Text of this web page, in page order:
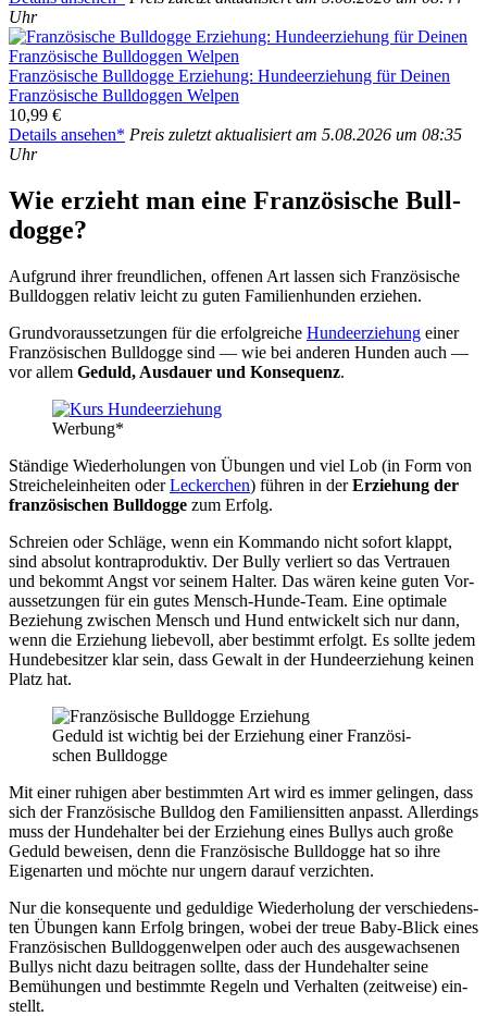
Uhr
Fran­zö­si­sche Bull­dog­ge Erzie­hung: Hun­de­er­zie­hung für Dei­nen
Fran­zö­si­sche Bull­dog­gen Wel­pen
10,99 €
Details anse­hen* Preis zuletzt aktua­li­siert am 5.08.2026 um 08:35
Uhr
Wie erzieht man eine Fran­zö­si­sche Bull­
dog­ge?
Auf­grund ihrer freund­li­chen, offe­nen Art las­sen sich Fran­zö­si­sche
Bull­dog­gen rela­tiv leicht zu guten Fami­li­en­hun­den erzie­hen.
Grund­vor­aus­set­zun­gen für die erfolg­rei­che Hun­de­er­zie­hung einer
Fran­zö­si­schen Bull­dog­ge sind — wie bei ande­ren Hun­den auch —
vor allem Geduld, Aus­dau­er und Kon­se­quenz.
Wer­bung*
Stän­di­ge Wie­der­ho­lun­gen von Übun­gen und viel Lob (in Form von
Strei­chel­ein­hei­ten oderLecker­chen) füh­ren in derErzie­hung der
fran­zö­si­schen Bull­dog­ge zum Erfolg.
Schrei­en oder Schlä­ge, wenn ein Kom­man­do nicht sofort klappt,
sind abso­lut kon­tra­pro­duk­tiv. Der Bul­ly ver­liert so das Ver­trau­en
und bekommt Angst vor sei­nem Hal­ter. Das wären kei­ne guten Vor­
aus­set­zun­gen für ein gutes Mensch-Hun­de-Team. Eine opti­ma­le
Bezie­hung zwi­schen Mensch und Hund ent­wi­ckelt sich nur dann,
wenn die Erzie­hung lie­be­voll, aber bestimmt erfolgt. Es soll­te jedem
Hun­de­be­sit­zer klar sein, dass Gewalt in der Hun­de­er­zie­hung kei­nen
Platz hat.
Geduld ist wich­tig bei der Erzie­hung einer Fran­zö­si­
schen Bull­dog­ge
Mit einer ruhi­gen aber bestimm­ten Art wird es immer gelin­gen, dass
sich der Fran­zö­si­sche Bull­dog den Fami­li­en­sit­ten anpasst. Aller­dings
muss der Hun­de­hal­ter bei der Erzie­hung eines Bul­lys auch gro­ße
Geduld bewei­sen, denn die Fran­zö­si­sche Bull­dog­ge hat so ihre
Eigen­ar­ten und möch­te nur ungern dar­auf ver­zich­ten.
Nur die kon­se­quen­te und gedul­di­ge Wie­der­ho­lung der ver­schie­dens­
ten Übun­gen kann Erfolg brin­gen, wobei der treue Baby-Blick eines
Fran­zö­si­schen Bull­dog­gen­wel­pen oder auch des aus­ge­wach­se­nen
Bul­lys nicht dazu bei­tra­gen soll­te, dass der Hun­de­hal­ter sei­ne
Bemü­hun­gen und bestimm­te Regeln und Ver­hal­ten (zeit­wei­se) ein­
stellt.